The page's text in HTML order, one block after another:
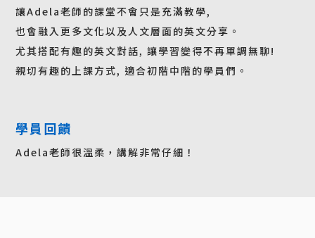
讓Adela老師的課堂不會只是充滿教學,
也會融入更多文化以及人文層面的英文分享。
尤其搭配有趣的英文對話, 讓學習變得不再單調無聊!
親切有趣的上課方式, 適合初階中階的學員們。
學員回饋
Adela老師很溫柔，講解非常仔細！